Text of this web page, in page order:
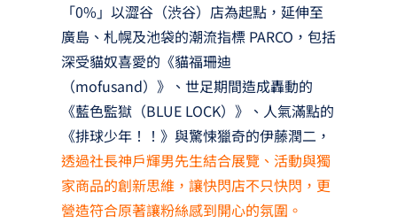
「0%」以澀谷（渋谷）店為起點，延伸至
廣島、札幌及池袋的潮流指標 PARCO，包括
深受貓奴喜愛的《貓福珊迪
（mofusand）》、世足期間造成轟動的
《藍色監獄（BLUE LOCK）》、人氣滿點的
《排球少年！！》與驚悚獵奇的伊藤潤二，
透過社長神戶輝男先生結合展覽、活動與獨
家商品的創新思維，讓快閃店不只快閃，更
營造符合原著讓粉絲感到開心的氛圍。